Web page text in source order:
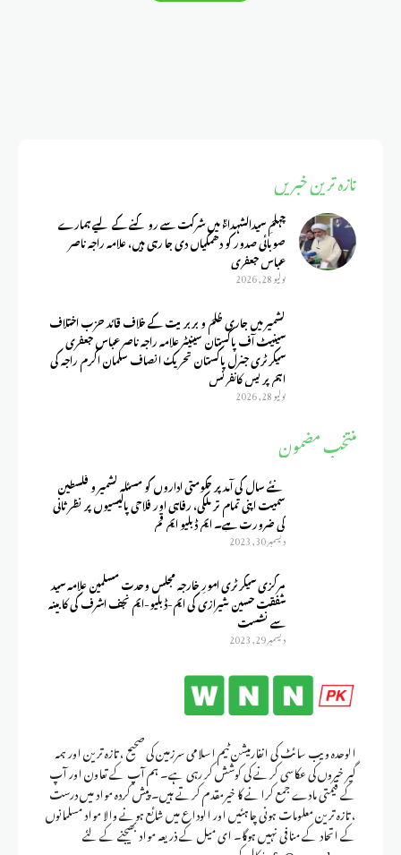
الوحدہ ویب سائٹ کی انفارمیشن ٹیم اسلامی سرزمین کی صحیح ، تازہ ترین اور ہمہ
گیر خبروں کی عکاسی کرنے کی کوشش کر رہی ہے۔ ہم آپ کے تعاون اور آپ
کے قیمتی مادے جمع کرانے کا خیرمقدم کرتے ہیں۔ پیش کردہ مواد میں درست
، تازہ ترین معلومات ہونی چاہئیں اور الوداع میں شائع ہونے والا مواد مسلمانوں
کے اتحاد کے منافی نہیں ہوگا۔ ای میل کے ذریعہ مواد بھیجنے کے لئے
تازہ ترین خبریں
چہلمِ سیدالشہداءؑ میں شرکت سے روکنے کے لیے ہمارے
صوبائی صدور کو دھمکیاں دی جا رہی ہیں، علامہ راجہ ناصر
عباس جعفری
يوليو 28, 2026
کشمیر میں جاری ظلم و بربریت کے خلاف قائد حزب اختلاف
سینیٹ آف پاکستان سینیٹر علامہ راجہ ناصر عباس جعفری
سیکرٹری جنرل پاکستان تحریک انصاف سلمان اکرم راجہ کی
اہم پریس کانفرنس
يوليو 28, 2026
منتخب مضمون
نئے سال کی آمد پر حکومتی اداروں کو مسئلہ کشمیر و فلسطین
سمیت اپنی تمام تر ملکی، رفاہی اور فلاحی پالیسیوں پر نظر ثانی
کی ضرورت ہے۔ ایم ڈبلیو ایم قم
ديسمبر 30, 2023
مرکزی سیکرٹری امورِ خارجہ مجلس وحدت مسلمین علامہ سید
شفقت حسین شیرازی کی ایم-ڈبلیو-ایم نجف اشرف کی کابینہ
سے نشست
ديسمبر 29, 2023